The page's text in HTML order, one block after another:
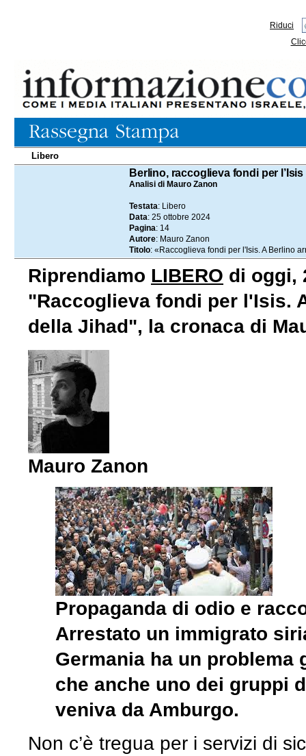
Riduci
Libero
Berlino, raccoglieva fondi per l’Isis
Analisi di Mauro Zanon
Testata: Libero
Data: 25 ottobre 2024
Pagina: 14
Autore: Mauro Zanon
Titolo: «Raccoglieva fondi per l'Isis. A Berlino
Riprendiamo LIBERO di oggi,
"Raccoglieva fondi per l'Isis.
della Jihad", la cronaca di
Mauro Zanon
Propaganda di odio e
Arrestato un immigrato
Germania ha un problema
che anche uno dei gruppi
veniva da Amburgo.
Non c’è tregua per i servizi di